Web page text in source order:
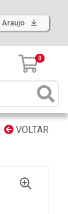
Araujo
0
VOLTAR